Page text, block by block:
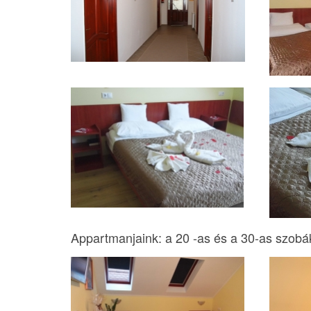
Appartmanjaink: a 20 -as és a 30-as